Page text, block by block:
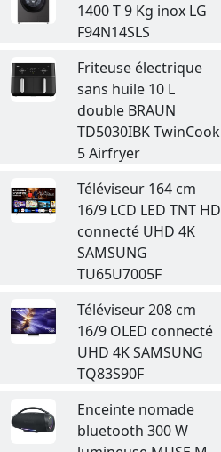
1400 T 9 Kg inox LG
F94N14SLS
Friteuse électrique
sans huile 10 L
double BRAUN
TD5030IBK TwinCook
5 Airfryer
Téléviseur 164 cm
16/9 LCD LED TNT HD
connecté UHD 4K
SAMSUNG
TU65U7005F
Téléviseur 208 cm
16/9 OLED connecté
UHD 4K SAMSUNG
TQ83S90F
Enceinte nomade
bluetooth 300 W